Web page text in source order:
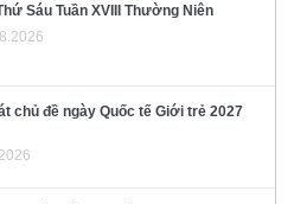
Sáu Tuần XVIII Thường Niên
chủ đề ngày Quốc tế Giới trẻ 2027